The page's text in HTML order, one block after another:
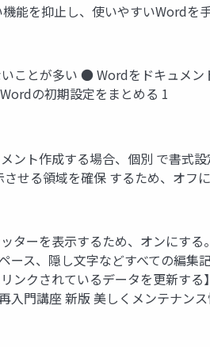
能を抑止し、使いやすいWordを
とが多い ● Wordをドキュメン
の初期設定をまとめる 1
ト作成する場合、個別 で書式
せる領域を確保 するため、オフ
ーを表示するため、オンにする
ス、隠し文字などすべての編集
ンクされているデータを更新する
門講座 新版 美しくメンテナン